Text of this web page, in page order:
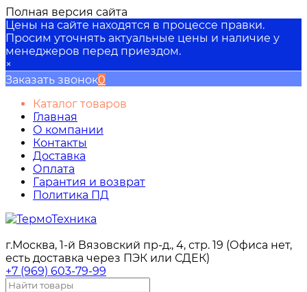
Полная версия сайта
Цены на сайте находятся в процессе правки.
Просим уточнять актуальные цены и наличие у
менеджеров перед приездом.
×
Заказать звонок0
Каталог товаров
Главная
О компании
Контакты
Доставка
Оплата
Гарантия и возврат
Политика ПД
г.Москва, 1-й Вязовский пр-д., 4, стр. 19 (Офиса нет,
есть доставка через ПЭК или СДЕК)
+7 (969) 603-79-99